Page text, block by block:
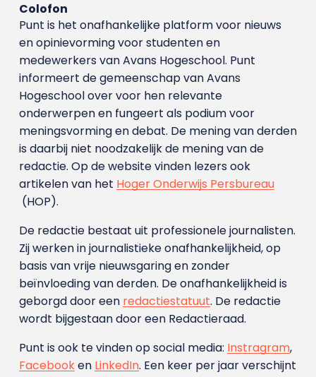
Colofon
Punt is het onafhankelijke platform voor nieuws
en opinievorming voor studenten en
medewerkers van Avans Hoge­school. Punt
informeert de gemeenschap van Avans
Hogeschool over voor hen relevante
onderwerpen en fungeert als podium voor
meningsvorming en debat. De mening van derden
is daarbij niet noodzakelijk de mening van de
redactie. Op de website vinden lezers ook
artikelen van het Hoger Onderwijs Persbureau
(HOP).
De redactie bestaat uit professionele journalisten.
Zij werken in journalistieke onafhankelijkheid, op
basis van vrije nieuwsgaring en zonder
beïnvloeding van derden. De onafhankelijkheid is
geborgd door een redactiestatuut. De redactie
wordt bijgestaan door een Redactieraad.
Punt is ook te vinden op social media: Instragram,
Facebooken LinkedIn. Een keer per jaar verschijnt